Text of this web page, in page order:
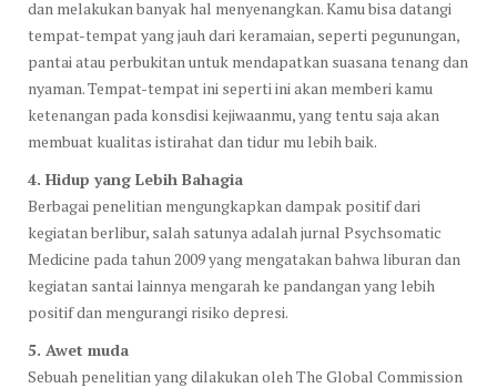
dan melakukan banyak hal menyenangkan. Kamu bisa datangi
tempat-tempat yang jauh dari keramaian, seperti pegunungan,
pantai atau perbukitan untuk mendapatkan suasana tenang dan
nyaman. Tempat-tempat ini seperti ini akan memberi kamu
ketenangan pada konsdisi kejiwaanmu, yang tentu saja akan
membuat kualitas istirahat dan tidur mu lebih baik.
4. Hidup yang Lebih Bahagia
Berbagai penelitian mengungkapkan dampak positif dari
kegiatan berlibur, salah satunya adalah jurnal Psychsomatic
Medicine pada tahun 2009 yang mengatakan bahwa liburan dan
kegiatan santai lainnya mengarah ke pandangan yang lebih
positif dan mengurangi risiko depresi.
5. Awet muda
Sebuah penelitian yang dilakukan oleh The Global Commission